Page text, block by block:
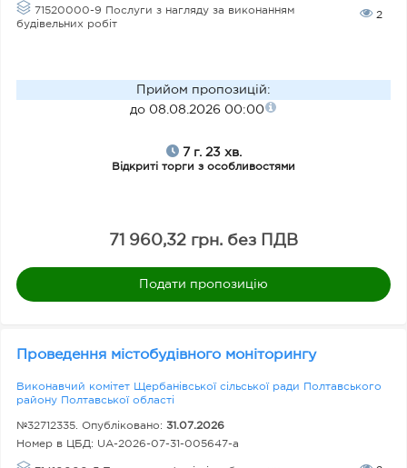
71520000-9 Послуги з нагляду за виконанням
будівельних робіт
2
Прийом пропозицій:
до 08.08.2026 00:00
7 г. 23 хв.
Відкриті торги з особливостями
71 960,32 грн. без ПДВ
Подати пропозицію
Проведення містобудівного моніторингу
Виконавчий комітет Щербанівської сільської ради Полтавського
району Полтавської області
№32712335. Опубліковано: 31.07.2026
Номер в ЦБД: UA-2026-07-31-005647-a
ку
Д
ат
и